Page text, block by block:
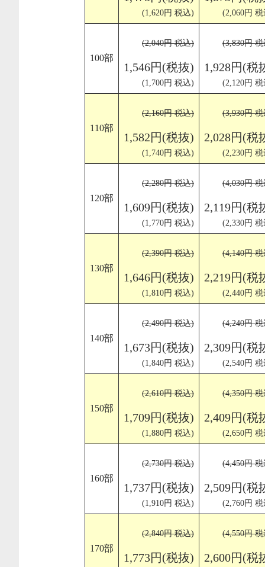
(1,620円 税込) (2,060円
100部
(2,040円 税込)
1,546円(税抜)
(1,700円 税込)
(3,830円
1,928円(税
(2,120円
110部
(2,160円 税込)
1,582円(税抜)
(1,740円 税込)
(3,930円
2,028円(税
(2,230円
120部
(2,280円 税込)
1,609円(税抜)
(1,770円 税込)
(4,030円
2,119円(税
(2,330円
130部
(2,390円 税込)
1,646円(税抜)
(1,810円 税込)
(4,140円
2,219円(税
(2,440円
140部
(2,490円 税込)
1,673円(税抜)
(1,840円 税込)
(4,240円
2,309円(税
(2,540円
150部
(2,610円 税込)
1,709円(税抜)
(1,880円 税込)
(4,350円
2,409円(税
(2,650円
160部
(2,730円 税込)
1,737円(税抜)
(1,910円 税込)
(4,450円
2,509円(税
(2,760円
170部
(2,840円 税込)
1,773円(税抜)
(4,550円
2,600円(税